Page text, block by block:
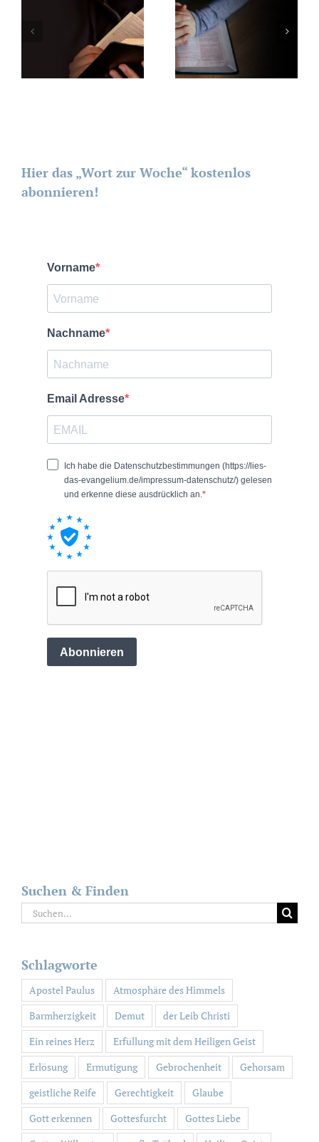
Hier das „Wort zur Woche“ kostenlos
abonnieren!
Suchen & Finden
Suche
nach:
Schlagworte
Apostel Paulus
Atmosphäre des Himmels
Barmherzigkeit
Demut
der Leib Christi
Ein reines Herz
Erfüllung mit dem Heiligen Geist
Erlösung
Ermutigung Gebrochenheit
Gehorsam
geistliche Reife
Gerechtigkeit
Glaube
Gott erkennen
Gottesfurcht
Gottes Liebe